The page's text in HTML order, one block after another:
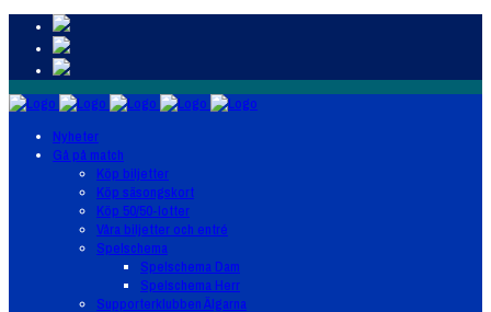
Nyheter
Gå på match
Köp biljetter
Köp säsongskort
Köp 50/50-lotter
Våra biljetter och entré
Spelschema
Spelschema Dam
Spelschema Herr
Supporterklubben Älgarna